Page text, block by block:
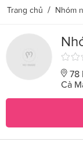
Trang chủ / Nhóm
78
Cà